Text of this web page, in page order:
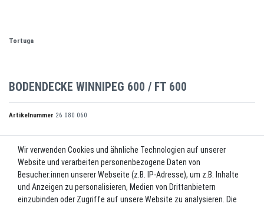
Tortuga
BODENDECKE WINNIPEG 600 / FT 600
Artikelnummer 26 080 060
UVP 430,10 €
408,60 EUR*
Wir verwenden Cookies und ähnliche Technologien auf unserer
Website und verarbeiten personenbezogene Daten von
Besucher:innen unserer Webseite (z.B. IP-Adresse), um z.B. Inhalte
und Anzeigen zu personalisieren, Medien von Drittanbietern
einzubinden oder Zugriffe auf unsere Website zu analysieren. Die